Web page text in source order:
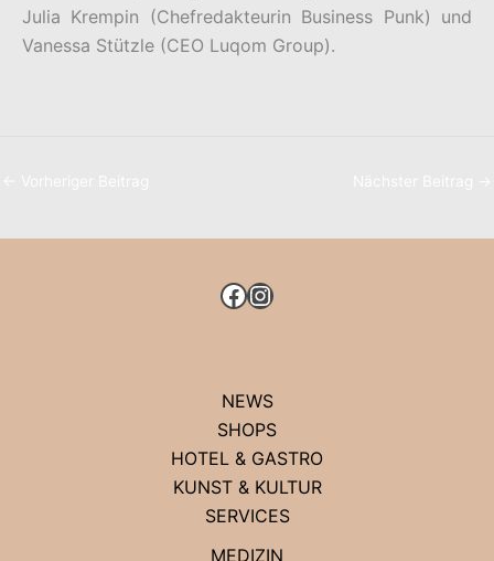
Julia Krempin (Chefredakteurin Business Punk) und
Vanessa Stützle (CEO Luqom Group).
FACEBOOK
INSTAGRAM
NEWS
SHOPS
HOTEL & GASTRO
KUNST & KULTUR
SERVICES
MEDIZIN